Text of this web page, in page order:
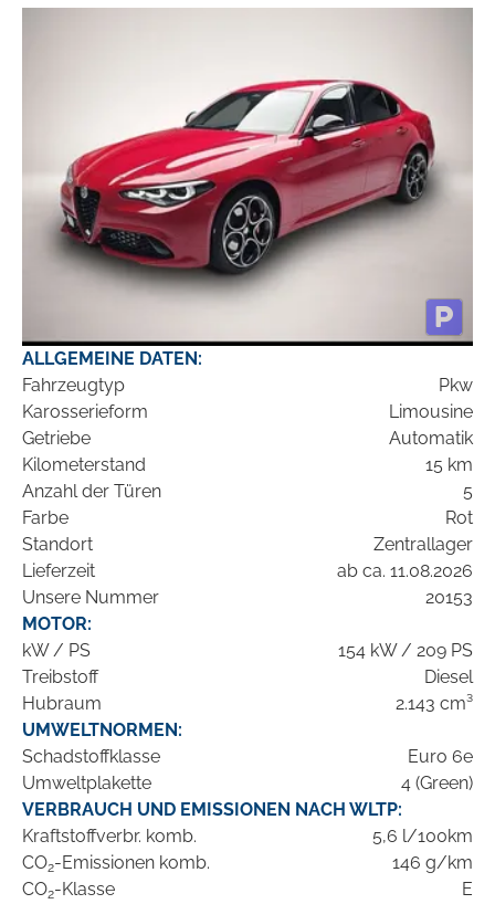
ALLGEMEINE DATEN:
Fahrzeugtyp
Pkw
Karosserieform
Limousine
Getriebe
Automatik
Kilometerstand
15 km
Anzahl der Türen
5
Farbe
Rot
Standort
Zentrallager
Lieferzeit
ab ca. 11.08.2026
Unsere Nummer
20153
MOTOR:
kW / PS
154 kW / 209 PS
Treibstoff
Diesel
Hubraum
2.143 cm³
UMWELTNORMEN:
Schadstoffklasse
Euro 6e
Umweltplakette
4 (Green)
VERBRAUCH UND EMISSIONEN NACH WLTP:
Kraftstoffverbr. komb.
5,6 l/100km
CO2-Emissionen komb.
146 g/km
CO2-Klasse E